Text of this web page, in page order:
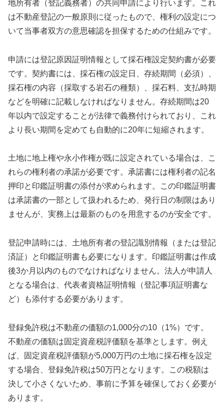
地所有者（登記義務者）の共同申請により行います。これ
は不動産登記の一般原則に従ったもので、権利の設定につ
いて当事者双方の意思確認を担保するための仕組みです。
申請には登記原因証明情報として採石権設定契約書が必要
です。契約書には、採石権の設定日、存続期間（必須）、
採石権の内容（採取する岩石の種類）、採石料、支払時期
などを明確に記載しなければなりません。存続期間は20
年以内で設定することが法律で義務付けられており、これ
より長い期間を定めても自動的に20年に短縮されます。
土地に地上権や永小作権が既に設定されている場合は、こ
れらの権利者の承諾が必要です。承諾書には権利者の記名
押印と印鑑証明書の添付が求められます。この印鑑証明書
は承諾書の一部として扱われるため、発行日の制限はあり
ませんが、実務上は最新のものを用意するのが安全です。
登記申請時には、土地所有者の登記識別情報（または登記
済証）と印鑑証明書も必要になります。印鑑証明書は作成
後3か月以内のものでなければなりません。法人が申請人
となる場合は、代表者資格証明情報（登記事項証明書な
ど）も添付する必要があります。
登録免許税は不動産の価額の1,000分の10（1%）です。
不動産の価額は固定資産税評価額を基準とします。例え
ば、固定資産税評価額が5,000万円の土地に採石権を設定
する場合、登録免許税は50万円となります。この税額は
決して小さくないため、事前に予算を確保しておく必要が
あります。